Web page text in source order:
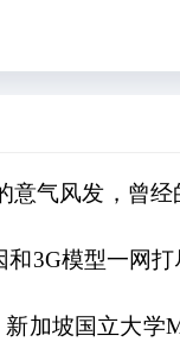
意气风发，曾
和3G模型一网
加坡国立大学